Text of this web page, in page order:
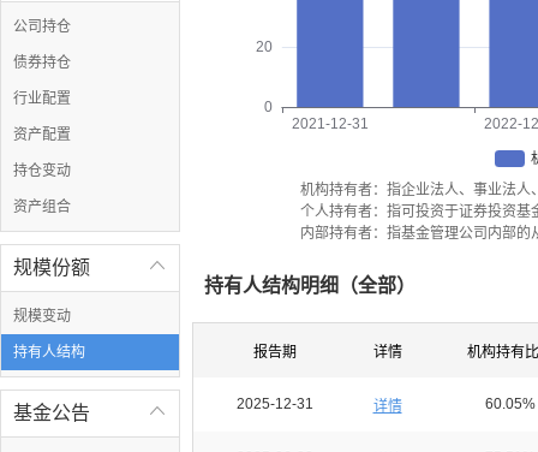
公司持仓
债券持仓
行业配置
资产配置
持仓变动
资产组合

规模份额
规模变动
持有人结构

基金公告
0
20
2021-12-31 2022-
机构持有者：指企业法人、事业法
个人持有者：指可投资于证券投资
内部持有者：指基金管理公司内部
持有人结构明细（全部）
报告期 详情 机构持有
2025-12-31 详情 60.05%